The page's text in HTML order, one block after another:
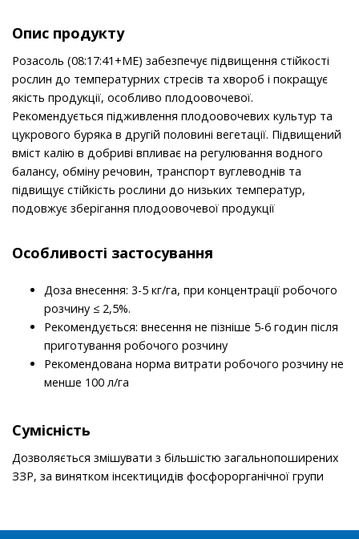
Опис продукту
Розасоль (08:17:41+МЕ) забезпечує підвищення стійкості
рослин до температурних стресів та хвороб і покращує
якість продукції, особливо плодоовочевої.
Рекомендується підживлення плодоовочевих культур та
цукрового буряка в другій половині вегетації. Підвищений
вміст калію в добриві впливає на регулювання водного
балансу, обміну речовин, транспорт вуглеводнів та
підвищує стійкість рослини до низьких температур,
подовжує зберігання плодоовочевої продукції
Особливості застосування
Доза внесення: 3-5 кг/га, при концентрації робочого
розчину ≤ 2,5%.
Рекомендується: внесення не пізніше 5-6 годин після
приготування робочого розчину
Рекомендована норма витрати робочого розчину не
менше 100 л/га
Сумісність
Дозволяється змішувати з більшістю загальнопоширених
ЗЗР, за винятком інсектицидів фосфорорганічної групи